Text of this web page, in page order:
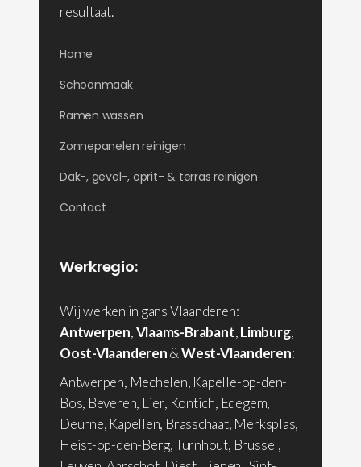
resultaat.
Home
Schoonmaak
Ramen wassen
Zonnepanelen reinigen
Dak-, gevel-, oprit- & terras reinigen
Contact
Werkregio:
Wij werken in gans Vlaanderen:
Antwerpen,Vlaams-Brabant,Limburg,
Oost-Vlaanderen&West-Vlaanderen:
Antwerpen, Mechelen, Kapelle-op-den-
Bos, Beveren, Lier, Kontich, Edegem,
Deurne, Kapellen, Brasschaat, Merksplas,
Heist-op-den-Berg, Turnhout, Brussel,